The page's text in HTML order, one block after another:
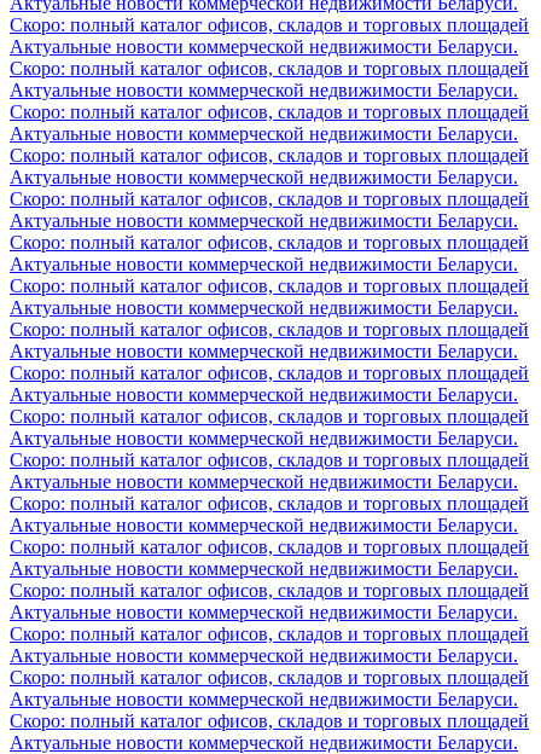
Скоро: полный каталог офисов, складов и торговых площадей
Актуальные новости коммерческой недвижимости Беларуси.
Скоро: полный каталог офисов, складов и торговых площадей
Актуальные новости коммерческой недвижимости Беларуси.
Скоро: полный каталог офисов, складов и торговых площадей
Актуальные новости коммерческой недвижимости Беларуси.
Скоро: полный каталог офисов, складов и торговых площадей
Актуальные новости коммерческой недвижимости Беларуси.
Скоро: полный каталог офисов, складов и торговых площадей
Актуальные новости коммерческой недвижимости Беларуси.
Скоро: полный каталог офисов, складов и торговых площадей
Актуальные новости коммерческой недвижимости Беларуси.
Скоро: полный каталог офисов, складов и торговых площадей
Актуальные новости коммерческой недвижимости Беларуси.
Скоро: полный каталог офисов, складов и торговых площадей
Актуальные новости коммерческой недвижимости Беларуси.
Скоро: полный каталог офисов, складов и торговых площадей
Актуальные новости коммерческой недвижимости Беларуси.
Скоро: полный каталог офисов, складов и торговых площадей
Актуальные новости коммерческой недвижимости Беларуси.
Скоро: полный каталог офисов, складов и торговых площадей
Актуальные новости коммерческой недвижимости Беларуси.
Скоро: полный каталог офисов, складов и торговых площадей
Актуальные новости коммерческой недвижимости Беларуси.
Скоро: полный каталог офисов, складов и торговых площадей
Актуальные новости коммерческой недвижимости Беларуси.
Скоро: полный каталог офисов, складов и торговых площадей
Актуальные новости коммерческой недвижимости Беларуси.
Скоро: полный каталог офисов, складов и торговых площадей
Актуальные новости коммерческой недвижимости Беларуси.
Скоро: полный каталог офисов, складов и торговых площадей
Актуальные новости коммерческой недвижимости Беларуси.
Скоро: полный каталог офисов, складов и торговых площадей
Актуальные новости коммерческой недвижимости Беларуси.